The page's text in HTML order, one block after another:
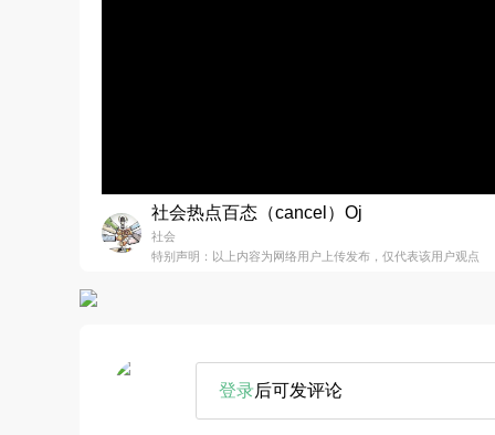
社会热点百态（cancel）Oj
社会
特别声明：以上内容为网络用户上传发布，仅代表该用户观点
登录后可发评论